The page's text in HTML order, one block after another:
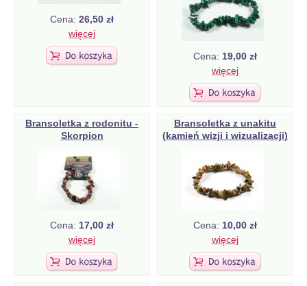
Cena: 26,50 zł
więcej
Cena: 19,00 zł
więcej
Bransoletka z rodonitu -
Skorpion
Cena: 17,00 zł
więcej
Bransoletka z unakitu
(kamień wizji i wizualizacji)
Cena: 10,00 zł
więcej